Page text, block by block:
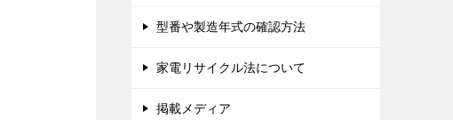
型番や製造年式の確認方法
家電リサイクル法について
掲載メディア